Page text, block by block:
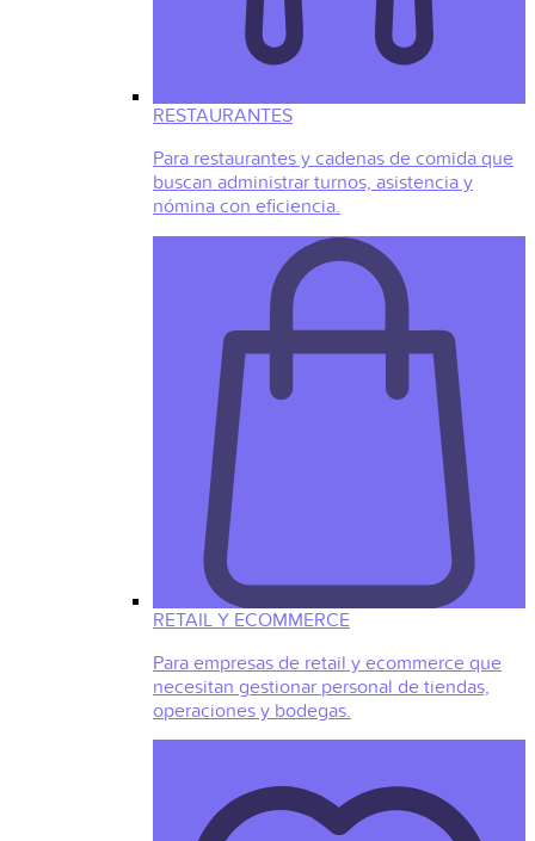
RESTAURANTES
Para restaurantes y cadenas de comida que
buscan administrar turnos, asistencia y
nómina con eficiencia.
RETAIL Y ECOMMERCE
Para empresas de retail y ecommerce que
necesitan gestionar personal de tiendas,
operaciones y bodegas.